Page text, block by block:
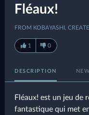
Fléaux!
FROM KOBAYASHI,
1 0
DESCRIPTION
Fléaux! est un jeu de
fantastique qui met